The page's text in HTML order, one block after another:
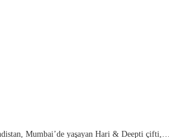
Mumbai’de yaşayan Hari & Deepti çifti,…